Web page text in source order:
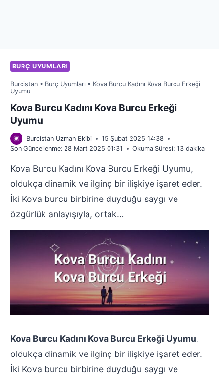
BURÇ UYUMLARI
Burcistan• Burç Uyumları • Kova Burcu Kadını Kova Burcu Erkeği
Uyumu
Kova Burcu Kadını Kova Burcu Erkeği
Uyumu
Burcistan Uzman Ekibi
15 Şubat 2025 14:38
Son Güncellenme: 28 Mart 2025 01:31 Okuma Süresi: 13 dakika
Kova Burcu Kadını Kova Burcu Erkeği Uyumu,
oldukça dinamik ve ilginç bir ilişkiye işaret eder.
İki Kova burcu birbirine duyduğu saygı ve
özgürlük anlayışıyla, ortak…
Kova Burcu Kadını Kova Burcu Erkeği Uyumu,
oldukça dinamik ve ilginç bir ilişkiye işaret eder.
İki Kova burcu birbirine duyduğu saygı ve